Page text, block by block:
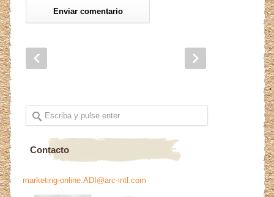
Contacto
marketing-online.ADI@arc-intl.com